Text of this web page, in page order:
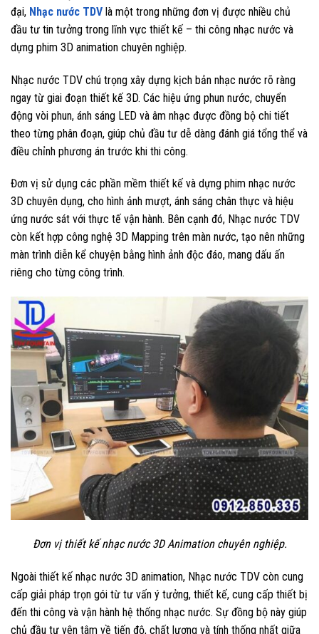
đại, Nhạc nước TDV là một trong những đơn vị được nhiều chủ
đầu tư tin tưởng trong lĩnh vực thiết kế – thi công nhạc nước và
dựng phim 3D animation chuyên nghiệp.
Nhạc nước TDV chú trọng xây dựng kịch bản nhạc nước rõ ràng
ngay từ giai đoạn thiết kế 3D. Các hiệu ứng phun nước, chuyển
động vòi phun, ánh sáng LED và âm nhạc được đồng bộ chi tiết
theo từng phân đoạn, giúp chủ đầu tư dễ dàng đánh giá tổng thể và
điều chỉnh phương án trước khi thi công.
Đơn vị sử dụng các phần mềm thiết kế và dựng phim nhạc nước
3D chuyên dụng, cho hình ảnh mượt, ánh sáng chân thực và hiệu
ứng nước sát với thực tế vận hành. Bên cạnh đó, Nhạc nước TDV
còn kết hợp công nghệ 3D Mapping trên màn nước, tạo nên những
màn trình diễn kể chuyện bằng hình ảnh độc đáo, mang dấu ấn
riêng cho từng công trình.
Đơn vị thiết kế nhạc nước 3D Animation chuyên nghiệp.
Ngoài thiết kế nhạc nước 3D animation, Nhạc nước TDV còn cung
cấp giải pháp trọn gói từ tư vấn ý tưởng, thiết kế, cung cấp thiết bị
đến thi công và vận hành hệ thống nhạc nước. Sự đồng bộ này giúp
chủ đầu tư yên tâm về tiến độ, chất lượng và tính thống nhất giữa